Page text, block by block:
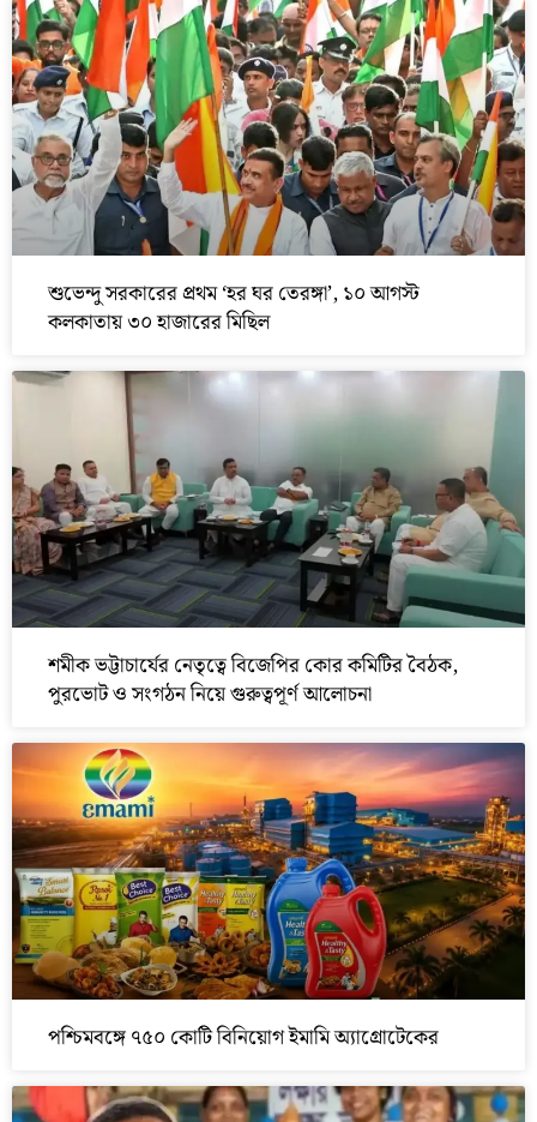
শুভেন্দু সরকারের প্রথম ‘হর ঘর তেরঙ্গা’, ১০ আগস্ট
কলকাতায় ৩০ হাজারের মিছিল
শমীক ভট্টাচার্যের নেতৃত্বে বিজেপির কোর কমিটির বৈঠক,
পুরভোট ও সংগঠন নিয়ে গুরুত্বপূর্ণ আলোচনা
পশ্চিমবঙ্গে ৭৫০ কোটি বিনিয়োগ ইমামি অ্যাগ্রোটেকের